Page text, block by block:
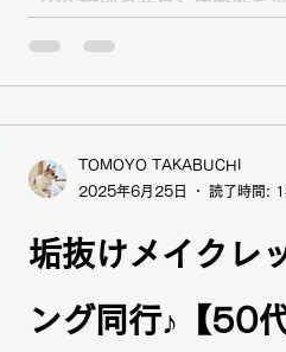
断 コスメ提案 プレゼ
「2年前別のサロンで診断を
ー診断をご依頼くださいました！ ブログ掲載も
ですが、似合っているのか疑問だ
ウェーブは重心を上げる方が
ライトサマー ブルベ夏 2ndライトスプリング イエベ
や直線寄り） 「今までしっ
垢抜けメイクレ
ング同行♪【50
TOMOYO TAKABUCHI
2025年6月25日
読了時間: